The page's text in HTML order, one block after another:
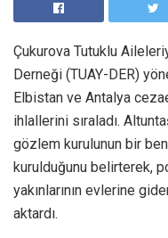
Çukurova Tutuklu
Derneği (TUAY-DER)
Elbistan ve Antalya
ihlallerini sıraladı.
gözlem kurulunun bir
kurulduğunu belirterek,
yakınlarının evlerine
aktardı.